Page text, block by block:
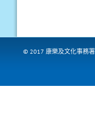
© 2017 康樂及文化事務